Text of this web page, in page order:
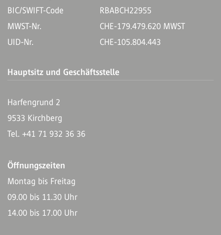
BIC/SWIFT-Code
RBABCH22955
MWST-Nr.
CHE-179.479.620 MWST
UID-Nr.
CHE-105.804.443
Hauptsitz und Geschäftsstelle
Harfengrund 2
9533 Kirchberg
Tel. +41 71 932 36 36
Öffnungszeiten
Montag bis Freitag
09.00 bis 11.30 Uhr
14.00 bis 17.00 Uhr